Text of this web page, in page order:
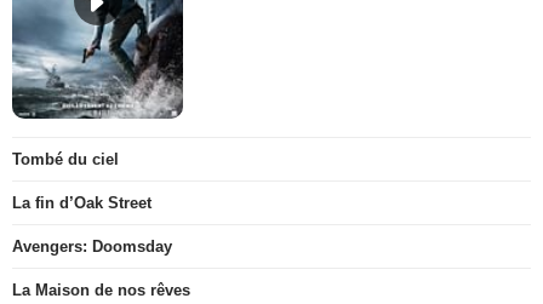
Tombé du ciel
La fin d’Oak Street
Avengers: Doomsday
La Maison de nos rêves